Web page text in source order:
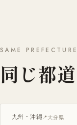
SAME PREFECTURE
同じ都
露天風呂付き客室
九州・沖縄 大分県